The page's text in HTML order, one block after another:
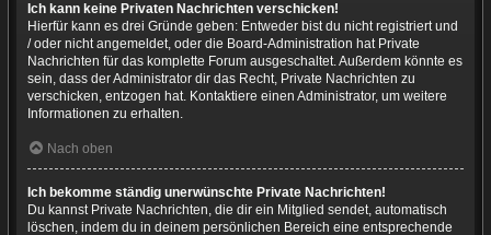
Ich kann keine Privaten Nachrichten verschicken!
Hierfür kann es drei Gründe geben: Entweder bist du nicht registriert und
/ oder nicht angemeldet, oder die Board-Administration hat Private
Nachrichten für das komplette Forum ausgeschaltet. Außerdem könnte es
sein, dass der Administrator dir das Recht, Private Nachrichten zu
verschicken, entzogen hat. Kontaktiere einen Administrator, um weitere
Informationen zu erhalten.
Nach oben
Ich bekomme ständig unerwünschte Private Nachrichten!
Du kannst Private Nachrichten, die dir ein Mitglied sendet, automatisch
löschen, indem du in deinem persönlichen Bereich eine entsprechende